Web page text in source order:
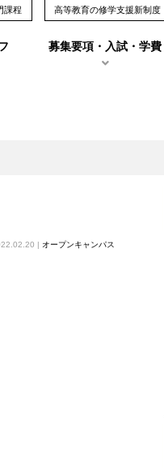
課程 高等教育の修学支援新制度
募集要項・入試・学費
|オープンキャンパス